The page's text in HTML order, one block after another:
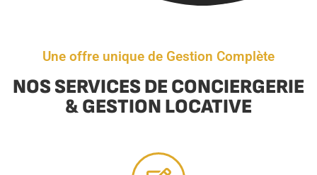
Une offre unique de Gestion Complète
NOS SERVICES DE CONCIERGERIE
& GESTION LOCATIVE